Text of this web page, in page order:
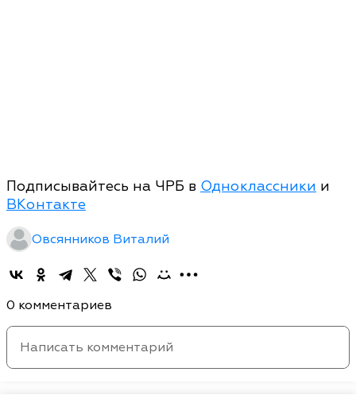
Подписывайтесь на ЧРБ в Одноклассники и
ВКонтакте
Овсянников Виталий
0 комментариев